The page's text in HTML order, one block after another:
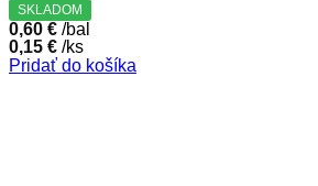
SKLADOM
0,60 € /bal
0,15 € /ks
Pridať do košíka